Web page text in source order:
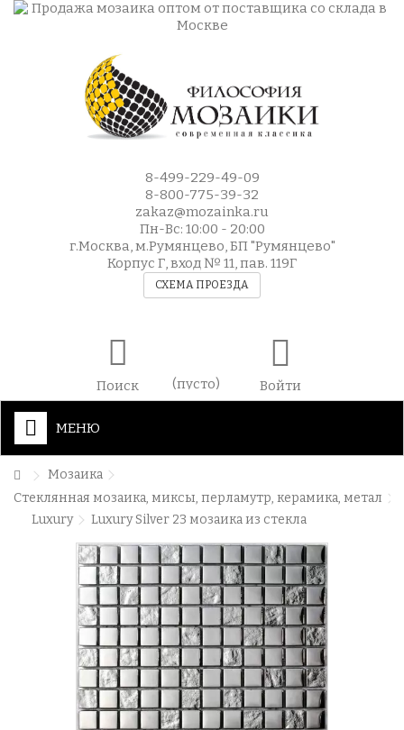
8-499-229-49-09
8-800-775-39-32
zakaz@mozainka.ru
Пн-Вс: 10:00 - 20:00
г.Москва, м.Румянцево, БП "Румянцево"
Корпус Г, вход № 11, пав. 119Г
СХЕМА ПРОЕЗДА
Поиск (пусто) Войти
МЕНЮ
Мозаика
Стеклянная мозаика, миксы, перламутр, керамика, метал
Luxury
Luxury Silver 23 мозаика из стекла